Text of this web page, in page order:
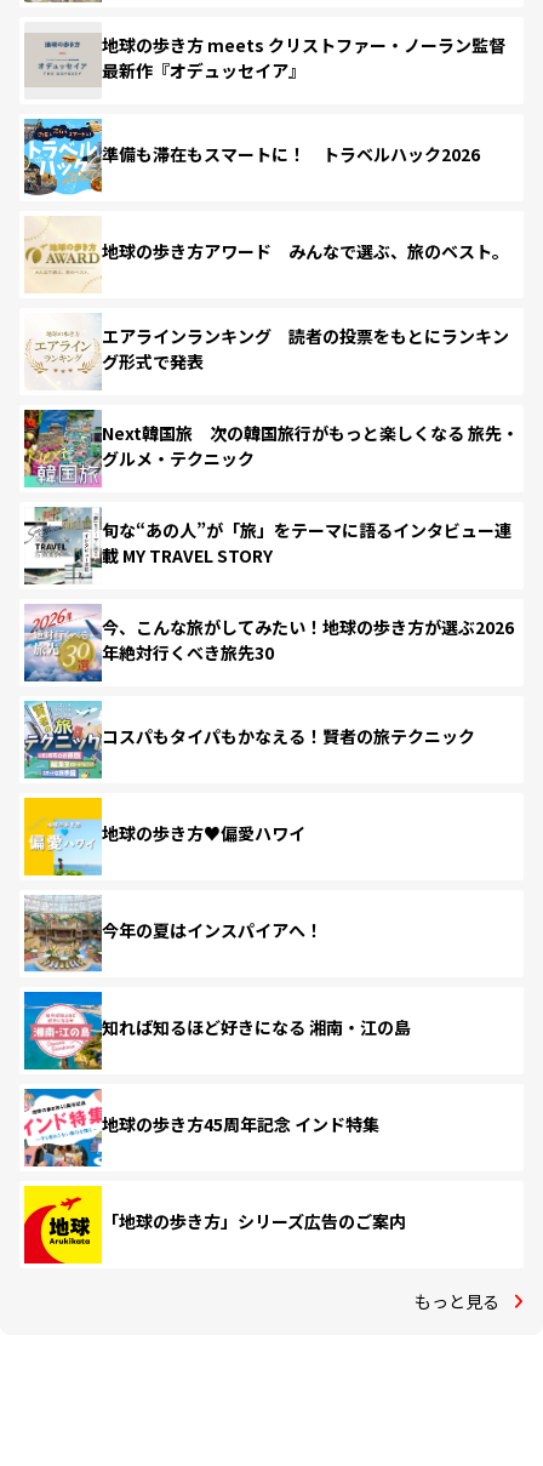
地球の歩き方 meets クリストファー・ノーラン監督
最新作『オデュッセイア』
準備も滞在もスマートに！ トラベルハック2026
地球の歩き方アワード みんなで選ぶ、旅のベスト。
エアラインランキング 読者の投票をもとにランキン
グ形式で発表
Next韓国旅 次の韓国旅行がもっと楽しくなる 旅先・
グルメ・テクニック
旬な“あの人”が「旅」をテーマに語るインタビュー連
載 MY TRAVEL STORY
今、こんな旅がしてみたい！地球の歩き方が選ぶ2026
年絶対行くべき旅先30
コスパもタイパもかなえる！賢者の旅テクニック
地球の歩き方♥偏愛ハワイ
今年の夏はインスパイアへ！
知れば知るほど好きになる 湘南・江の島
地球の歩き方45周年記念 インド特集
「地球の歩き方」シリーズ広告のご案内
もっと見る